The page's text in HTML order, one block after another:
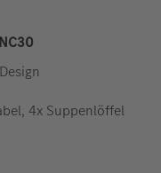
4x Suppenlöffel